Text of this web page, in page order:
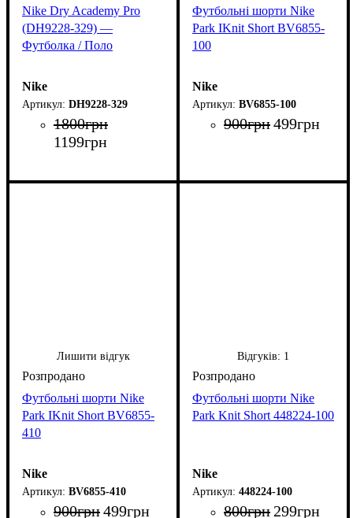
Nike Dry Academy Pro
(DH9228-329) —
Футболка / Поло
Nike
DH9228-329
1800грн
1199грн
Футбольні шорти Nike
Park IKnit Short BV6855-
100
Nike
BV6855-100
900грн499грн
Лишити відгук
Футбольні шорти Nike
Park IKnit Short BV6855-
410
Nike
BV6855-410
900грн499грн
Відгуків: 1
Футбольні шорти Nike
Park Knit Short 448224-100
Nike
448224-100
800грн 299грн